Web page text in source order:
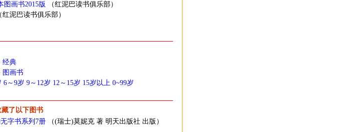
图画书2015版
（红泥巴读书俱乐部）
红泥巴读书俱乐部）
经典
图画书
6～9岁 9～12岁 12～15岁 15岁以上 0~99岁
了以下图书
字书系列7册 （(瑞士)莫妮克 著 明天出版社 出版）